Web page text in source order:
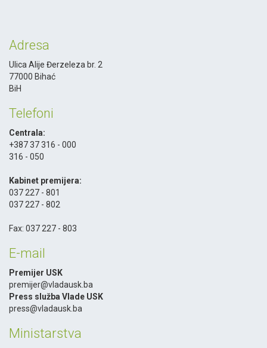
Adresa
Ulica Alije Đerzeleza br. 2
77000 Bihać
BiH
Telefoni
Centrala:
+387 37 316 - 000
316 - 050
Kabinet premijera:
037 227 - 801
037 227 - 802
Fax: 037 227 - 803
E-mail
Premijer USK
premijer@vladausk.ba
Press služba Vlade USK
press@vladausk.ba
Ministarstva